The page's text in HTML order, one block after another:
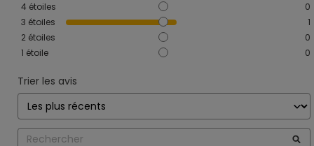
4 étoiles
0
3 étoiles
1
2 étoiles
0
1 étoile 0
Trier les avis